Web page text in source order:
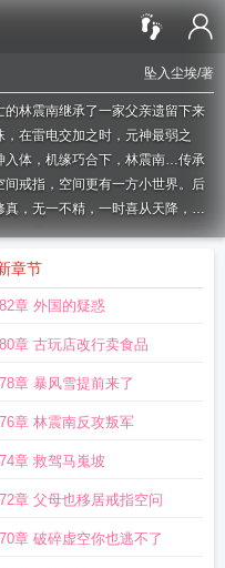
坠入尘埃/著
林震南继承了一家父亲遗留下来
在雷电交加之时，元神最弱之
入体，机缘巧合下，林震南…传承
戒指，空间更有一方小世界。后
，无一不精，一时喜从天降，富
指如果有空间戒指主角有空间戒指
限全本免费
坠入尘埃 财富无限大结局_
财富无限txt我有了空间戒指后财富
后财富无限txt我有了空间戒指后财
无限全文阅读我有了空间戒指后
间戒指如果有空间戒指你会干什
有空间戒指财富无限坠入沉诶作
章节
章 外国的疑惑
章 古玩店改行卖食品
章 暴风雪提前来了
章 林震南反攻叛军
章 救驾马嵬坡
章 父母也移居戒指空问
章 破碎虚空你也逃不了